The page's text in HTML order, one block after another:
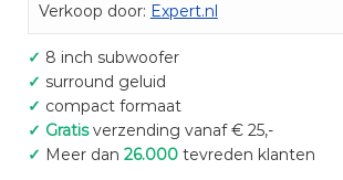
Verkoop door: Expert.nl
✓ 8 inch subwoofer
✓ surround geluid
✓ compact formaat
✓ Gratisverzending vanaf € 25,-
✓ Meer dan 26.000tevreden klanten